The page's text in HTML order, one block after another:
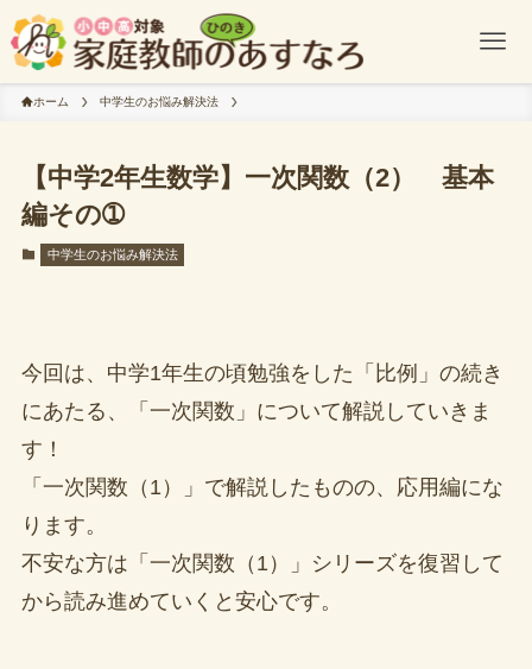
ホーム 中学生のお悩み解決法
【中学2年生数学】一次関数（2） 基本
編その➀
中学生のお悩み解決法
今回は、中学1年生の頃勉強をした「比例」の続き
にあたる、「一次関数」について解説していきま
す！
「一次関数（1）」で解説したものの、応用編にな
ります。
不安な方は「一次関数（1）」シリーズを復習して
から読み進めていくと安心です。